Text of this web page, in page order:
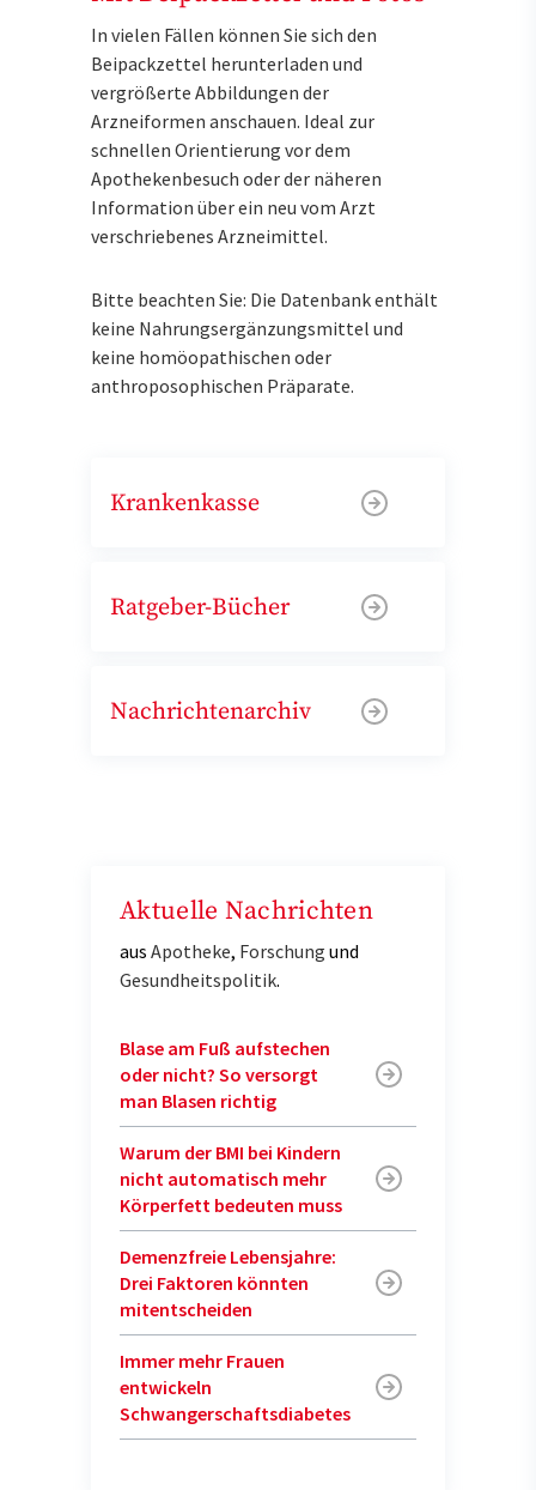
In vielen Fällen können Sie sich den
Beipackzettel herunterladen und
vergrößerte Abbildungen der
Arzneiformen anschauen. Ideal zur
schnellen Orientierung vor dem
Apothekenbesuch oder der näheren
Information über ein neu vom Arzt
verschriebenes Arzneimittel.
Bitte beachten Sie: Die Datenbank enthält
keine Nahrungsergänzungsmittel und
keine homöopathischen oder
anthroposophischen Präparate.
Krankenkasse
Ratgeber-Bücher
Nachrichtenarchiv
Aktuelle Nachrichten
aus Apotheke, Forschung und
Gesundheitspolitik.
Blase am Fuß aufstechen
oder nicht? So versorgt
man Blasen richtig
Warum der BMI bei Kindern
nicht automatisch mehr
Körperfett bedeuten muss
Demenzfreie Lebensjahre:
Drei Faktoren könnten
mitentscheiden
Immer mehr Frauen
entwickeln
Schwangerschaftsdiabetes